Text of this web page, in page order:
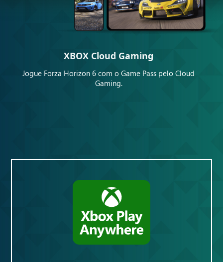
XBOX Cloud Gaming
Jogue Forza Horizon 6 com o Game Pass pelo Cloud
Gaming.